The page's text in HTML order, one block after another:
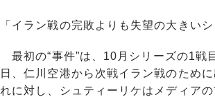
「イラン戦の完敗よりも失望の大きい
最初の“事件”は、10月シリーズの1戦
日、仁川空港から次戦イラン戦のため
れに対し、シュティーリケはメディアの